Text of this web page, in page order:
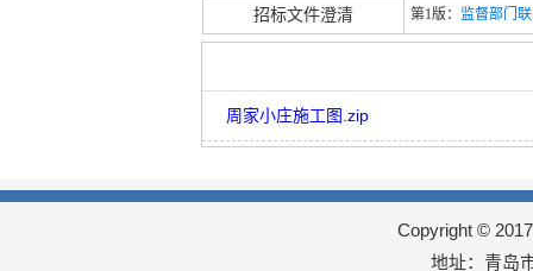
招标文件澄清 第1版： 监督部门
周家小庄施工图.zip
Copyright ©
地址：青岛